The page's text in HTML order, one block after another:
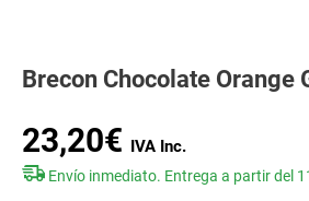
Brecon Chocolate Orange
23,20€
Envío inmediato. Entrega a partir del